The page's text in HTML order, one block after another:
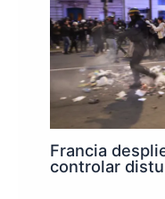
Francia
controlar